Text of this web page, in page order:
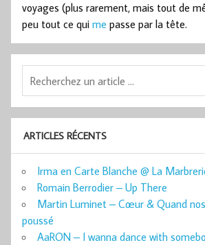
voyages (plus rarement, mais tout de
peu tout ce qui me passe par la tête.
ARTICLES RÉCENTS
Irma en Carte Blanche @ La
Romain Berrodier – Up There
Martin Luminet – Cœur & Quand
poussé
AaRON – I wanna dance with